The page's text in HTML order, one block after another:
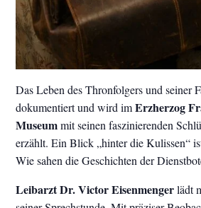
Das Leben des Thronfolgers und seiner
dokumentiert und wird imErzherzog
Museummit seinen faszinierenden
erzählt. Ein Blick „hinter die Kulissen“
Wie sahen die Geschichten der
Leibarzt Dr. Victor Eisenmengerlädt